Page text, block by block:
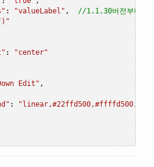
: "valueLabel" ,
//1.1.30버전부터 지
:
"center"
Edit" ,
:
"linear,#22ffd500,#ffffd500,90"